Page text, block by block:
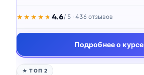
★★★★★
★★★★★ 4.6/ 5 · 436 отзывов
Подробнее о курсе
★ ТОП 2